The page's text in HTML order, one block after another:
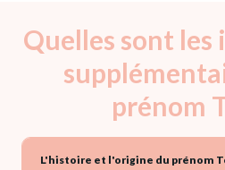
Quelles sont
prénom
L'histoire et l'origine du prénom